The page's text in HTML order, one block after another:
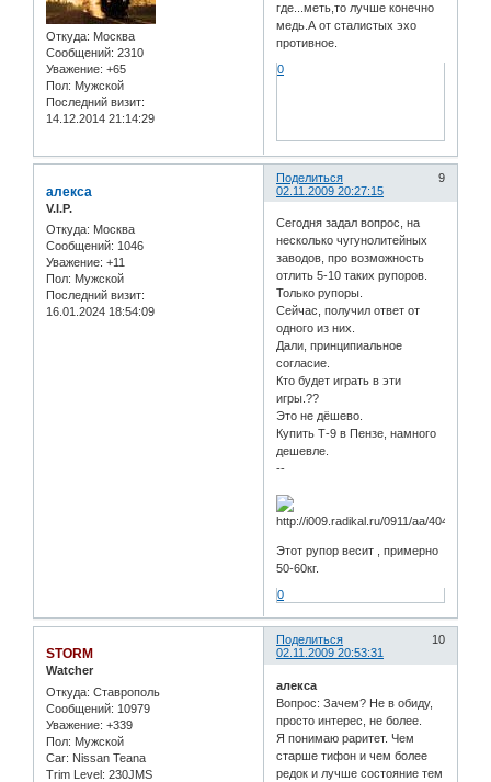
Откуда: Москва
Сообщений: 2310
Уважение: +65
Пол: Мужской
Последний визит:
14.12.2014 21:14:29
где...меть,то лучше конечно
медь.А от сталистых эхо
противное.
0
Поделиться
9
02.11.2009 20:27:15
алекса
V.I.P.
Откуда: Москва
Сообщений: 1046
Уважение: +11
Пол: Мужской
Последний визит:
16.01.2024 18:54:09
Сегодня задал вопрос, на
несколько чугунолитейных
заводов, про возможность
отлить 5-10 таких рупоров.
Только рупоры.
Сейчас, получил ответ от
одного из них.
Дали, принципиальное
согласие.
Кто будет играть в эти
игры.??
Это не дёшево.
Купить Т-9 в Пензе, намного
дешевле.
--
Этот рупор весит , примерно
50-60кг.
0
Поделиться
10
02.11.2009 20:53:31
STORM
Watcher
Откуда: Ставрополь
Сообщений: 10979
Уважение: +339
Пол: Мужской
Car: Nissan Teana
Trim Level: 230JMS
алекса
Вопрос: Зачем? Не в обиду,
просто интерес, не более.
Я понимаю раритет. Чем
старше тифон и чем более
редок и лучше состояние тем